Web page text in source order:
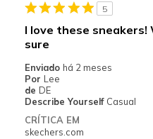
5
I love these sneakers!
sure
Enviado há 2 meses
Por Lee
de DE
Describe Yourself Casual
CRÍTICA EM
skechers.com